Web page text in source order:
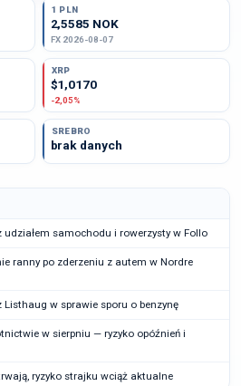
1 PLN
2,5585 NOK
FX 2026-08-07
XRP
$1,0170
-2,05%
SREBRO
brak danych
udziałem samochodu i rowerzysty w Follo
ranny po zderzeniu z autem w Nordre
Listhaug w sprawie sporu o benzynę
w sierpniu — ryzyko opóźnień i
ryzyko strajku wciąż aktualne